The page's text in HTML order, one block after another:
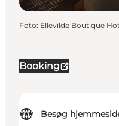
Booking
Besøg
Foto: Ellevilde Boutique